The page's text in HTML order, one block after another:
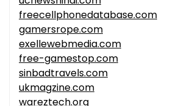
freecellphonedatabase.com
gamersrope.com
exellewebmedia.com
free-gamestop.com
sinbadtravels.com
ukmagzine.com
wareztech.org